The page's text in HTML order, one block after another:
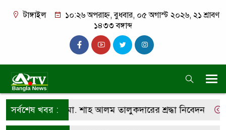
টাঙ্গাইল
১০:২৬ অপরাহ্ন, বুধবার, ০৫ অগাস্ট ২০২৬, ২১ শ্রাবণ
১৪৩৩ বঙ্গাব্দ
সর্বশেষ খবর :
অধ্যাপক ডা. মো. শাহ আলম তালুকদারের শ্রদ্ধা নিবেদন